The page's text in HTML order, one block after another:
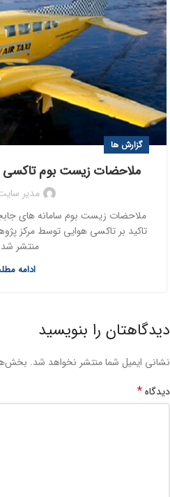
گزارش ها
ملاحضات زیست بوم تاکسی
مدیر
ملاحضات زیست بوم سامانه های
تاکید بر تاکسی هوایی توسط مرکز
منتشر
ادامه
دیدگاهتان را بنویسید
نشانی ایمیل شما منتشر نخواهد شد.
دیدگاه*